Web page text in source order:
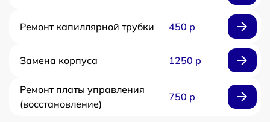
Ремонт капиллярной трубки 450 р
Замена корпуса 1250 р
Ремонт платы управления
(восстановление)
750 р